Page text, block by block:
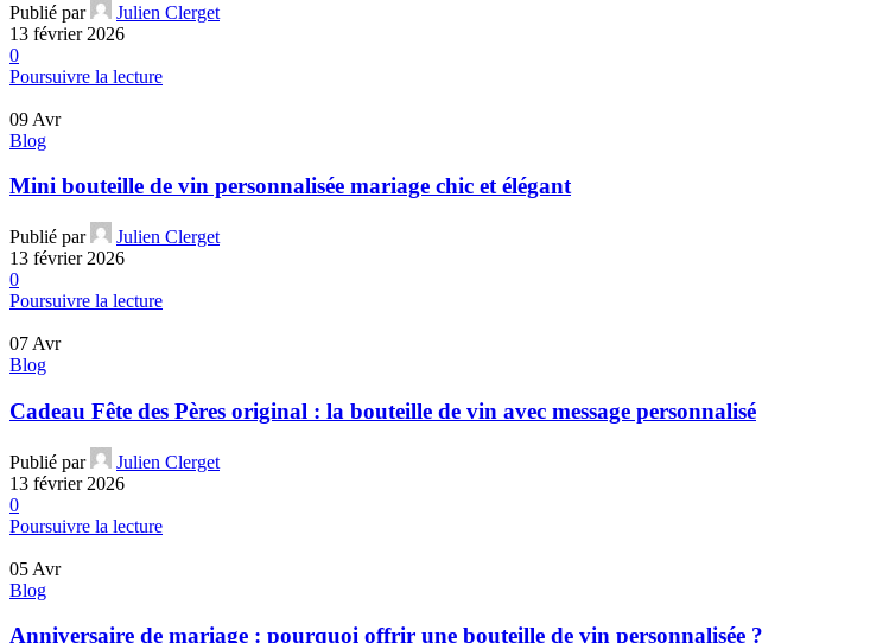
Publié par
Julien Clerget
13 février 2026
0
Poursuivre la lecture
09 Avr
Blog
Mini bouteille de vin personnalisée mariage chic et élégant
Publié par
Julien Clerget
13 février 2026
0
Poursuivre la lecture
07 Avr
Blog
Cadeau Fête des Pères original : la bouteille de vin avec message personnalisé
Publié par
Julien Clerget
13 février 2026
0
Poursuivre la lecture
05 Avr
Blog
Anniversaire de mariage : pourquoi offrir une bouteille de vin personnalisée ?